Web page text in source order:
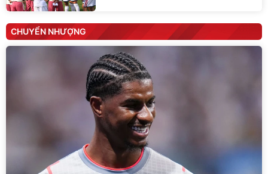
CHUYỂN NHƯỢNG